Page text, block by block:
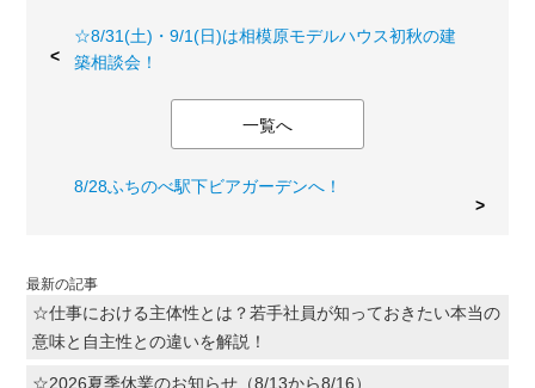
☆8/31(土)・9/1(日)は相模原モデルハウス初秋の建
築相談会！
一覧へ
8/28ふちのべ駅下ビアガーデンへ！
最新の記事
☆仕事における主体性とは？若手社員が知っておきたい本当の
意味と自主性との違いを解説！
☆2026夏季休業のお知らせ（8/13から8/16）